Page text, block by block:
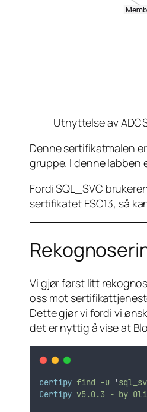
Utnyttelse av
Denne sertifikatmalen
gruppe. I denne labben
Fordi SQL_SVC
sertifikatet ESC13, så
Vi gjør først litt
oss mot
Dette gjør vi fordi vi
det er nyttig å vise at
certipy find -u '
Certipy v5.0.3 - by